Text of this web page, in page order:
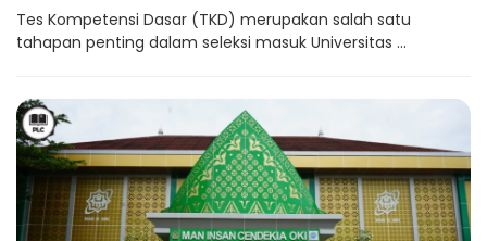
Tes Kompetensi Dasar (TKD) merupakan salah satu
tahapan penting dalam seleksi masuk Universitas ...